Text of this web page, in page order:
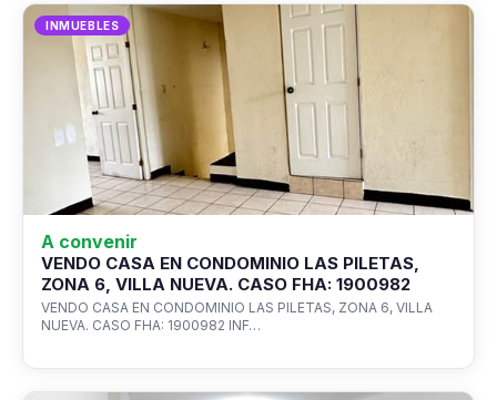
INMUEBLES
A convenir
VENDO CASA EN CONDOMINIO LAS PILETAS,
ZONA 6, VILLA NUEVA. CASO FHA: 1900982
VENDO CASA EN CONDOMINIO LAS PILETAS, ZONA 6, VILLA
NUEVA. CASO FHA: 1900982 INF…